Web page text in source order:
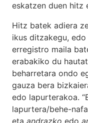
eskatzen duen hitz
Hitz batek adiera
ikus ditzakegu,
erregistro maila
erabakiko du
beharretara ondo
gauza bera
edo lapurterakoa.
lapurtera/behe-